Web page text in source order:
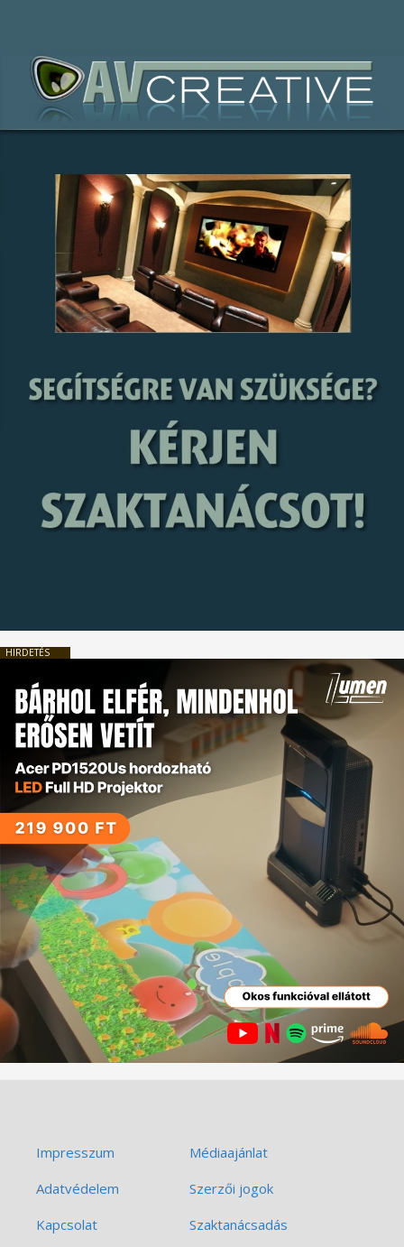
HIRDETÉS
Impresszum
Médiaajánlat
Adatvédelem
Szerzői jogok
Kapcsolat
Szaktanácsadás